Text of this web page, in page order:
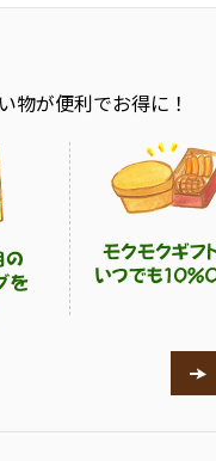
物が便利でお得に！